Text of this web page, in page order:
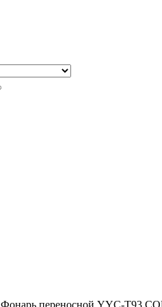
Фонарь переносной YYC-T93